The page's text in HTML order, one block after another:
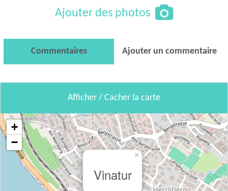
Ajouter des photos
Commentaires Ajouter un commentaire
Afficher / Cacher la carte
Vinatur
×
+
−